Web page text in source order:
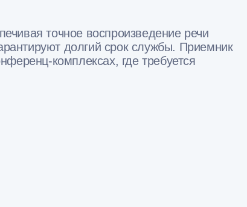
точное воспроизведение речи
долгий срок службы. Приемник
комплексах, где требуется